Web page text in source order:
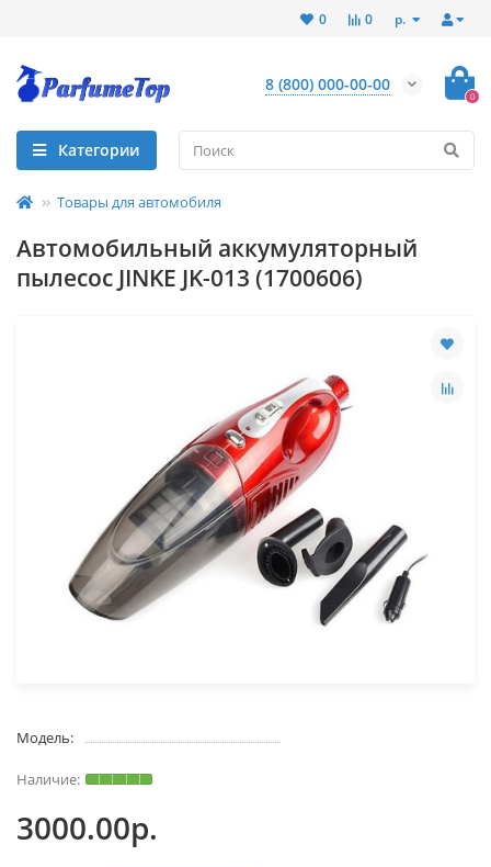
р.
0
0
8 (800) 000-00-00
0
Категории
Товары для автомобиля
Автомобильный аккумуляторный
пылесос JINKE JK-013 (1700606)
Модель:
3000.00р.